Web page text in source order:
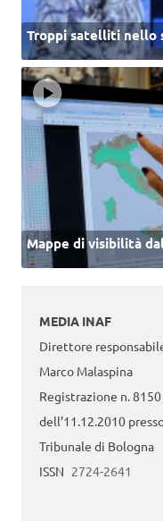
Troppi satelliti nello
Mappe di visibilità
MEDIA INAF
Direttore
Marco Malaspina
Registrazione n. 8150
dell’11.12.2010
Tribunale di Bologna
ISSN 2724-2641